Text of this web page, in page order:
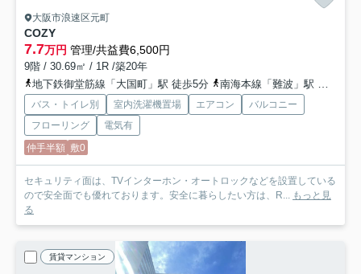
大阪市浪速区元町
COZY
7.7万円 管理/共益費6,500円
9階 / 30.69㎡ / 1R /築20年
地下鉄御堂筋線「大国町」駅 徒歩5分
南海本線「難波」駅 徒歩8分
バス・トイレ別 室内洗濯機置場 エアコン
バルコニー
フローリング
電気有
仲手半額 敷0
セキュリティ面は、TVインターホン・オートロックなどを設置している
ので安全面でも優れております。安全に暮らしたい方は、R... もっと見
る
賃貸マンション